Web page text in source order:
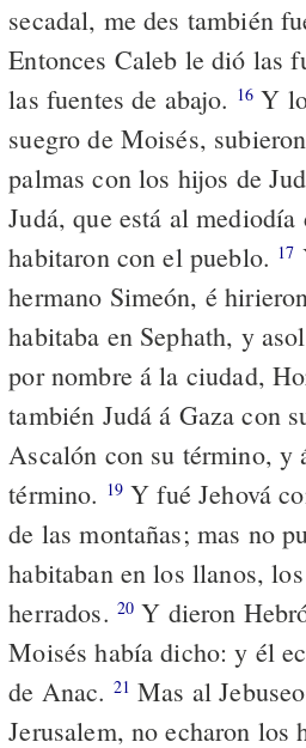
secadal, me des también
Entonces Caleb le dió las
las fuentes de abajo. 16 Y
suegro de Moisés,
palmas con los hijos de
Judá, que está al
habitaron con el pueblo. 17
hermano Simeón, é
habitaba en Sephath, y
por nombre á la ciudad,
también Judá á Gaza con
Ascalón con su término, y
término. 19 Y fué Jehová
de las montañas; mas no
habitaban en los llanos,
herrados. 20 Y dieron
Moisés había dicho: y él
de Anac. 21 Mas al
Jerusalem, no echaron